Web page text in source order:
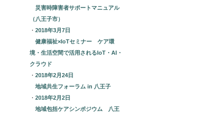
災害時障害者サポートマニュアル
（八王子市）
・ 2018年3月7日
健康福祉×IoTセミナー ケア環
境・生活空間で活用されるIoT・AI・
クラウド
・ 2018年2月24日
地域共生フォーラム in 八王子
・ 2018年2月2日
地域包括ケアシンポジウム 八王